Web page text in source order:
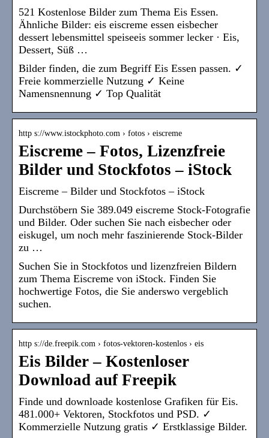
521 Kostenlose Bilder zum Thema Eis Essen.
Ähnliche Bilder: eis eiscreme essen eisbecher
dessert lebensmittel speiseeis sommer lecker · Eis,
Dessert, Süß …
Bilder finden, die zum Begriff Eis Essen passen. ✓
Freie kommerzielle Nutzung ✓ Keine
Namensnennung ✓ Top Qualität
http s://www.istockphoto.com › fotos › eiscreme
Eiscreme – Fotos, Lizenzfreie
Bilder und Stockfotos – iStock
Eiscreme – Bilder und Stockfotos – iStock
Durchstöbern Sie 389.049 eiscreme Stock-Fotografie
und Bilder. Oder suchen Sie nach eisbecher oder
eiskugel, um noch mehr faszinierende Stock-Bilder
zu …
Suchen Sie in Stockfotos und lizenzfreien Bildern
zum Thema Eiscreme von iStock. Finden Sie
hochwertige Fotos, die Sie anderswo vergeblich
suchen.
http s://de.freepik.com › fotos-vektoren-kostenlos › eis
Eis Bilder – Kostenloser
Download auf Freepik
Finde und downloade kostenlose Grafiken für Eis.
481.000+ Vektoren, Stockfotos und PSD. ✓
Kommerzielle Nutzung gratis ✓ Erstklassige Bilder.